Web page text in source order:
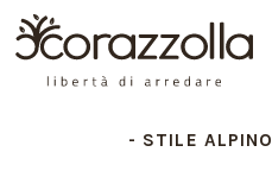
STILE ALPINO